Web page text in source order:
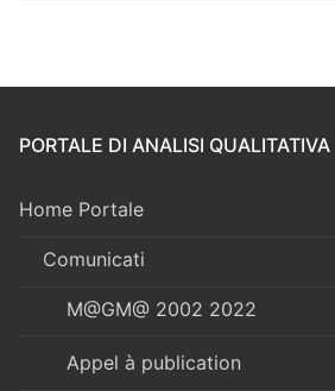
PORTALE DI ANALISI QUALITATIVA
Home Portale
Comunicati
M@GM@ 2002 2022
Appel à publication